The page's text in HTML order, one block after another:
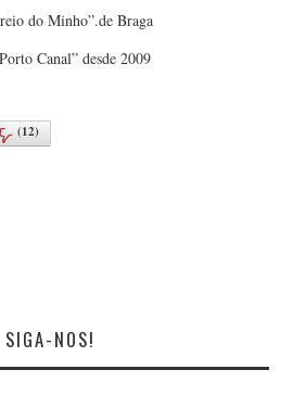
do Minho”.de Braga
Canal” desde 2009
(12)
SIGA-NOS!